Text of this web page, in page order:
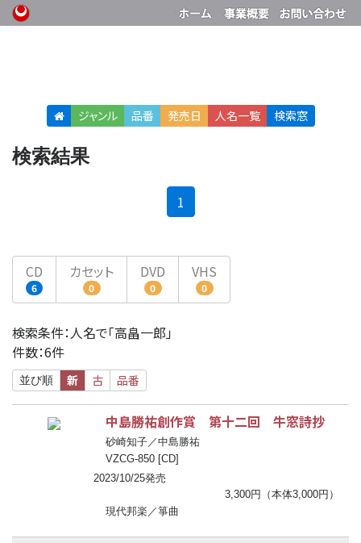
ジャンル 品番 発売日 人名一覧 検索窓
検索結果
1
CD
6
カセット
0
DVD
0
VHS
0
検索条件：人名で「高畠一郎」
件数：6件
並び順 新 古 品番
中島勝祐創作賞 第十二回 牛窓詩抄
砂崎知子／中島勝祐
VZCG-850 [CD]
2023/10/25発売
3,300円（本体3,000円）
現代邦楽／箏曲